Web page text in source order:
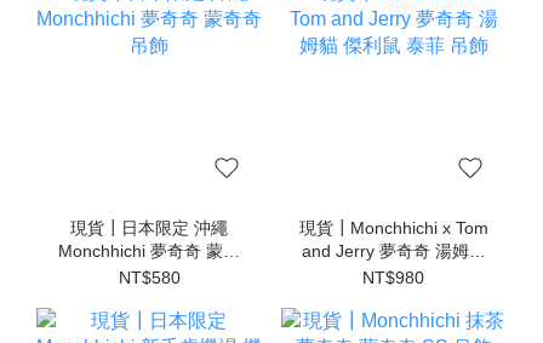
現貨┃日本限定 沖繩
Monchhichi 夢奇奇 蒙奇
奇 吊飾
NT$580
現貨┃Monchhichi x Tom
and Jerry 夢奇奇 湯姆貓
傑利鼠 泰菲 吊飾
NT$980